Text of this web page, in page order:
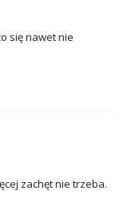
się nawet nie
zachęt nie trzeba.